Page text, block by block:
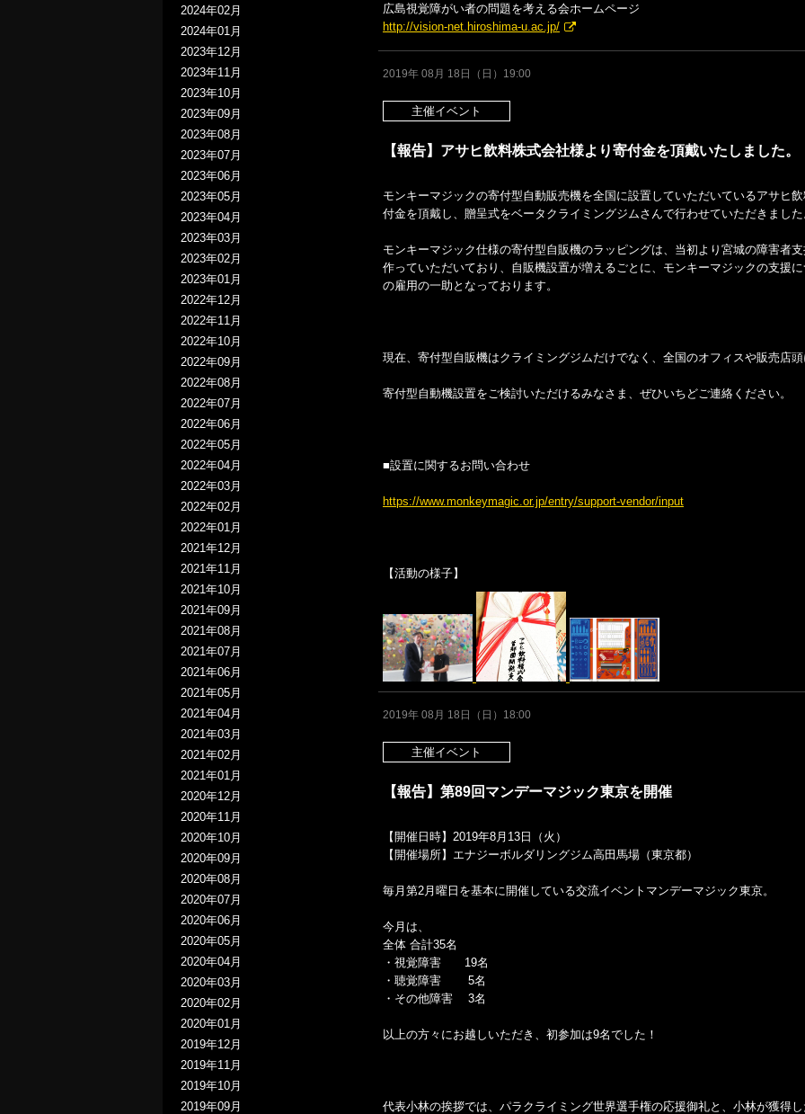
2024年02月
2024年01月
2023年12月
2023年11月
2023年10月
2023年09月
2023年08月
2023年07月
2023年06月
2023年05月
2023年04月
2023年03月
2023年02月
2023年01月
2022年12月
2022年11月
2022年10月
2022年09月
2022年08月
2022年07月
2022年06月
2022年05月
2022年04月
2022年03月
2022年02月
2022年01月
2021年12月
2021年11月
2021年10月
2021年09月
2021年08月
2021年07月
2021年06月
2021年05月
2021年04月
2021年03月
2021年02月
2021年01月
2020年12月
2020年11月
2020年10月
2020年09月
2020年08月
2020年07月
2020年06月
2020年05月
2020年04月
2020年03月
2020年02月
2020年01月
2019年12月
2019年11月
2019年10月
2019年09月
広島視覚障がい者の問題を考える会ホームページ
http://vision-net.hiroshima-u.ac.jp/
2019年 08月 18日（日）19:00
主催イベント
【報告】アサヒ飲料株式会社様より寄付金を頂戴いたしました。
モンキーマジックの寄付型自動販売機を全国に設置していただいているアサヒ
付金を頂戴し、贈呈式をベータクライミングジムさんで行わせていただきました
モンキーマジック仕様の寄付型自販機のラッピングは、当初より宮城の障害者
作っていただいており、自販機設置が増えるごとに、モンキーマジックの支援
の雇用の一助となっております。
現在、寄付型自販機はクライミングジムだけでなく、全国のオフィスや販売店頭
寄付型自動機設置をご検討いただけるみなさま、ぜひいちどご連絡ください。
■設置に関するお問い合わせ
https://www.monkeymagic.or.jp/entry/support-vendor/input
【活動の様子】
2019年 08月 18日（日）18:00
主催イベント
【報告】第89回マンデーマジック東京を開催
【開催日時】2019年8月13日（火）
【開催場所】エナジーボルダリングジム高田馬場（東京都）
毎月第2月曜日を基本に開催している交流イベントマンデーマジック東京。
今月は、
全体 合計35名
・視覚障害 19名
・聴覚障害 5名
・その他障害 3名
以上の方々にお越しいただき、初参加は9名でした！
代表小林の挨拶では、パラクライミング世界選手権の応援御礼と、小林が獲得